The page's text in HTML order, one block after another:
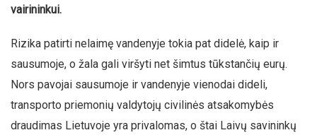
vairininkui.
Rizika patirti nelaimę vandenyje tokia pat didelė, kaip ir
sausumoje, o žala gali viršyti net šimtus tūkstančių eurų.
Nors pavojai sausumoje ir vandenyje vienodai dideli,
transporto priemonių valdytojų civilinės atsakomybės
draudimas Lietuvoje yra privalomas, o štai Laivų savininkų